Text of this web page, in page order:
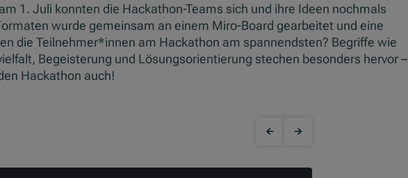
1. Juli konnten die Hackathon-Teams sich und ihre Ideen nochmals
wurde gemeinsam an einem Miro-Board gearbeitet und eine
die Teilnehmer*innen am Hackathon am spannendsten? Begriffe wie
Begeisterung und Lösungsorientierung stechen besonders hervor –
Hackathon auch!